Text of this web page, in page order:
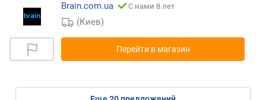
Brain.com.ua
С нами 8 лет
(Киев)
Перейти в магазин